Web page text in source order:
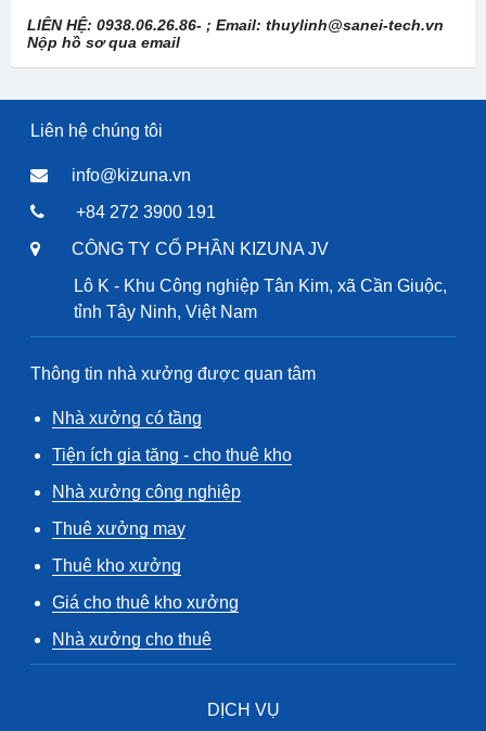
LIÊN HỆ: 0938.06.26.86- ; Email: thuylinh@sanei-tech.vn
Nộp hồ sơ qua email
Liên hệ chúng tôi
info@kizuna.vn
+84 272 3900 191
CÔNG TY CỔ PHẦN KIZUNA JV
Lô K - Khu Công nghiệp Tân Kim, xã Cần Giuộc,
tỉnh Tây Ninh, Việt Nam
Thông tin nhà xưởng được quan tâm
Nhà xưởng có tầng
Tiện ích gia tăng - cho thuê kho
Nhà xưởng công nghiệp
Thuê xưởng may
Thuê kho xưởng
Giá cho thuê kho xưởng
Nhà xưởng cho thuê
DỊCH VỤ